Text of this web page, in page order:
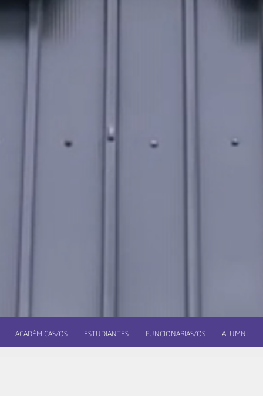
ACADÉMICAS/OS ESTUDIANTES FUNCIONARIAS/OS ALUMNI